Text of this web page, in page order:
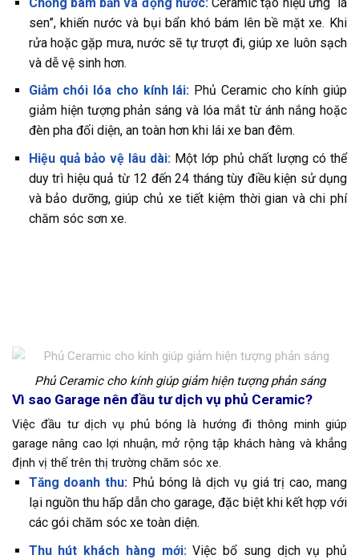
sen”, khiến nước và bụi bẩn khó bám lên bề mặt xe. Khi
rửa hoặc gặp mưa, nước sẽ tự trượt đi, giúp xe luôn sạch
và dễ vệ sinh hơn.
Giảm chói lóa cho kính lái: Phủ Ceramic cho kính giúp
giảm hiện tượng phản sáng và lóa mắt từ ánh nắng hoặc
đèn pha đối diện, an toàn hơn khi lái xe ban đêm.
Hiệu quả bảo vệ lâu dài: Một lớp phủ chất lượng có thể
duy trì hiệu quả từ 12 đến 24 tháng tùy điều kiện sử dụng
và bảo dưỡng, giúp chủ xe tiết kiệm thời gian và chi phí
chăm sóc sơn xe.
Phủ Ceramic cho kính giúp giảm hiện tượng phản sáng
Vì sao Garage nên đầu tư dịch vụ phủ Ceramic?
Việc đầu tư dịch vụ phủ bóng là hướng đi thông minh giúp
garage nâng cao lợi nhuận, mở rộng tập khách hàng và khẳng
định vị thế trên thị trường chăm sóc xe.
Tăng doanh thu: Phủ bóng là dịch vụ giá trị cao, mang
lại nguồn thu hấp dẫn cho garage, đặc biệt khi kết hợp với
các gói chăm sóc xe toàn diện.
Thu hút khách hàng mới: Việc bổ sung dịch vụ phủ